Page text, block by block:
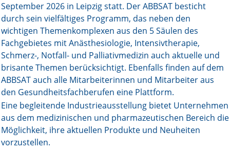
Online First
A&I English
Mediadaten
Autoren-Service
Bestell-Service
Stellenmarkt
Kongresskalender
September 2026 in Leipzig statt. Der ABBSAT besticht
durch sein vielfältiges Programm, das neben den
wichtigen Themenkomplexen aus den 5 Säulen des
Fachgebietes mit Anästhesiologie, Intensivtherapie,
Schmerz-, Notfall- und Palliativmedizin auch aktuelle und
brisante Themen berücksichtigt. Ebenfalls finden auf dem
ABBSAT auch alle Mitarbeiterinnen und Mitarbeiter aus
den Gesundheitsfachberufen eine Plattform.
Eine begleitende Industrieausstellung bietet Unternehmen
aus dem medizinischen und pharmazeutischen Bereich die
Möglichkeit, ihre aktuellen Produkte und Neuheiten
vorzustellen.